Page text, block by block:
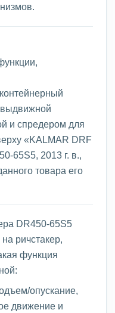
выдвижной
и спредером для
«KALMAR DRF
65S5, 2013 г. в.,
товара его
DR450-65S5
ричстакер,
функция
опускание,
движение и